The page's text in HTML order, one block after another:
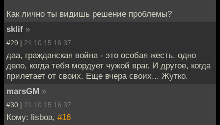
Как лично ты видишь решение проблемы?
sklif »
#29 | 21.10.15 16:37
даа, гражданская война - это особая жесть. одно
дело, когда тебя мордует чужой враг. И другое, когда
прилетает от своих. Еще вчера своих... Жутко.
marsGM »
#30 | 21.10.15 16:37
Кому: lisboa, #16